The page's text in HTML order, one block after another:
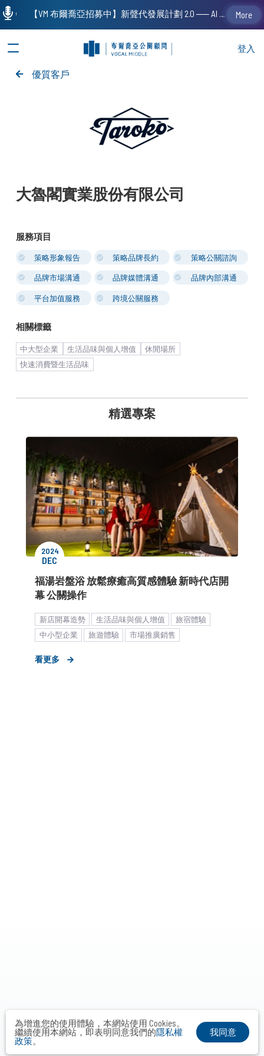
登入
優質客戶
大魯閣實業股份有限公司
服務項目
策略形象報告 策略品牌長約 策略公關諮詢
品牌市場溝通 品牌媒體溝通 品牌內部溝通
平台加值服務 跨境公關服務
相關標籤
中大型企業 生活品味與個人增值
休閒場所
快速消費暨生活品味
精選專案
2024
DEC
福湯岩盤浴 放鬆療癒高質感體驗 新時代店開
幕 公關操作
新店開幕造勢 生活品味與個人增值
旅宿體驗
中小型企業
旅遊體驗
市場推廣銷售
公關顧問解決方案
看更多
為增進您的使用體驗，本網站使用 Cookies。
繼續使用本網站，即表明同意我們的隱私權
政策。
我同意
【VM 布爾喬亞招募中】新聲代發展計劃 2.0 ── AI PR 人才加速養成計劃（歡迎「應屆畢業生」、「一年以下相關 / 三年以下非相關經驗工作者」申請加入） More